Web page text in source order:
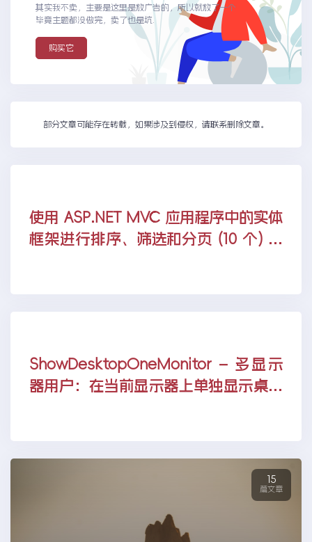
其实我不卖，主要是这里是放广告的，所以就放了一个
毕竟主题都没做完，卖了也是坑.
购买它
部分文章可能存在转载，如果涉及到侵权，请联系删除文章。
使用 ASP.NET MVC 应用程序中的实体
框架进行排序、筛选和分页 (10 个) 中
ShowDesktopOneMonitor – 多显示
器用户：在当前显示器上单独显示桌面
15
篇文章